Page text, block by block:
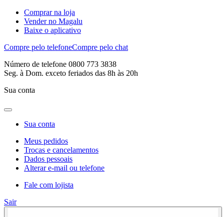
Comprar na loja
Vender no Magalu
Baixe o aplicativo
Compre pelo telefoneCompre pelo chat
Número de telefone 0800 773 3838
Seg. à Dom. exceto feriados das 8h às 20h
Sua conta
Sua conta
Meus pedidos
Trocas e cancelamentos
Dados pessoais
Alterar e-mail ou telefone
Fale com lojista
Sair